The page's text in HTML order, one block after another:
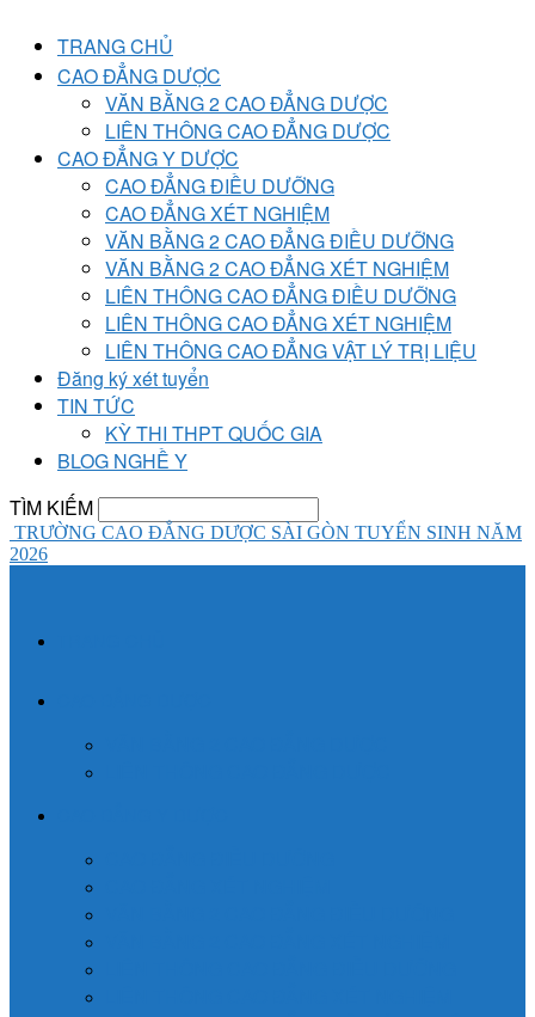
TRANG CHỦ
CAO ĐẲNG DƯỢC
VĂN BẰNG 2 CAO ĐẲNG DƯỢC
LIÊN THÔNG CAO ĐẲNG DƯỢC
CAO ĐẲNG Y DƯỢC
CAO ĐẲNG ĐIỀU DƯỠNG
CAO ĐẲNG XÉT NGHIỆM
VĂN BẰNG 2 CAO ĐẲNG ĐIỀU DƯỠNG
VĂN BẰNG 2 CAO ĐẲNG XÉT NGHIỆM
LIÊN THÔNG CAO ĐẲNG ĐIỀU DƯỠNG
LIÊN THÔNG CAO ĐẲNG XÉT NGHIỆM
LIÊN THÔNG CAO ĐẲNG VẬT LÝ TRỊ LIỆU
Đăng ký xét tuyển
TIN TỨC
KỲ THI THPT QUỐC GIA
BLOG NGHỀ Y
TÌM KIẾM
TRƯỜNG CAO ĐẲNG DƯỢC SÀI GÒN TUYỂN SINH NĂM
2026